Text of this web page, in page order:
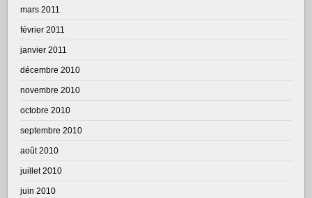
mars 2011
février 2011
janvier 2011
décembre 2010
novembre 2010
octobre 2010
septembre 2010
août 2010
juillet 2010
juin 2010